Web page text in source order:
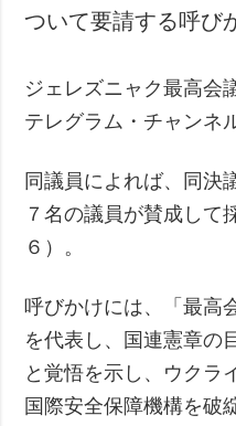
犯罪
追加
特集
写真
ついて要請する呼び
ジェレズニャク最高会
テレグラム・チャンネ
同議員によれば、同決
７名の議員が賛成して
６）。
呼びかけには、「最高
を代表し、国連憲章の
と覚悟を示し、ウクラ
国際安全保障機構を破